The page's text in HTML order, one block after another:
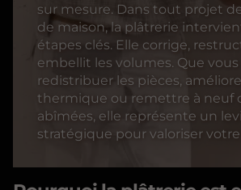
sur mesure. Dans tout projet
de maison, la plâtrerie
étapes clés. Elle corrige,
embellit les volumes. Que
redistribuer les pièces,
thermique ou remettre à neuf
abîmées, elle représente un
stratégique pour valoriser